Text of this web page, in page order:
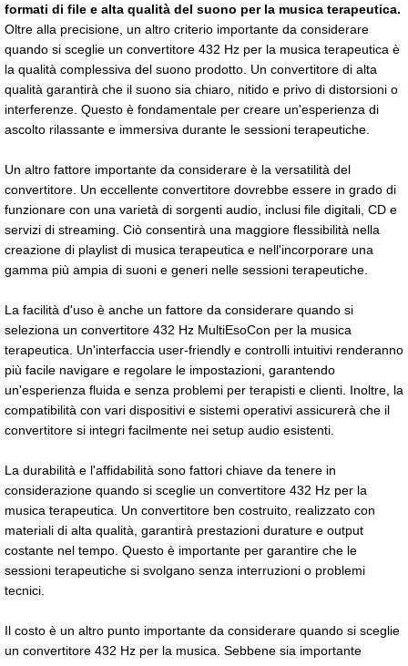
formati di file e alta qualità del suono per la musica terapeutica.
Oltre alla precisione, un altro criterio importante da considerare
quando si sceglie un convertitore 432 Hz per la musica terapeutica è
la qualità complessiva del suono prodotto. Un convertitore di alta
qualità garantirà che il suono sia chiaro, nitido e privo di distorsioni o
interferenze. Questo è fondamentale per creare un'esperienza di
ascolto rilassante e immersiva durante le sessioni terapeutiche.
Un altro fattore importante da considerare è la versatilità del
convertitore. Un eccellente convertitore dovrebbe essere in grado di
funzionare con una varietà di sorgenti audio, inclusi file digitali, CD e
servizi di streaming. Ciò consentirà una maggiore flessibilità nella
creazione di playlist di musica terapeutica e nell'incorporare una
gamma più ampia di suoni e generi nelle sessioni terapeutiche.
La facilità d'uso è anche un fattore da considerare quando si
seleziona un convertitore 432 Hz MultiEsoCon per la musica
terapeutica. Un'interfaccia user-friendly e controlli intuitivi renderanno
più facile navigare e regolare le impostazioni, garantendo
un'esperienza fluida e senza problemi per terapisti e clienti. Inoltre, la
compatibilità con vari dispositivi e sistemi operativi assicurerà che il
convertitore si integri facilmente nei setup audio esistenti.
La durabilità e l'affidabilità sono fattori chiave da tenere in
considerazione quando si sceglie un convertitore 432 Hz per la
musica terapeutica. Un convertitore ben costruito, realizzato con
materiali di alta qualità, garantirà prestazioni durature e output
costante nel tempo. Questo è importante per garantire che le
sessioni terapeutiche si svolgano senza interruzioni o problemi
tecnici.
Il costo è un altro punto importante da considerare quando si sceglie
un convertitore 432 Hz per la musica. Sebbene sia importante